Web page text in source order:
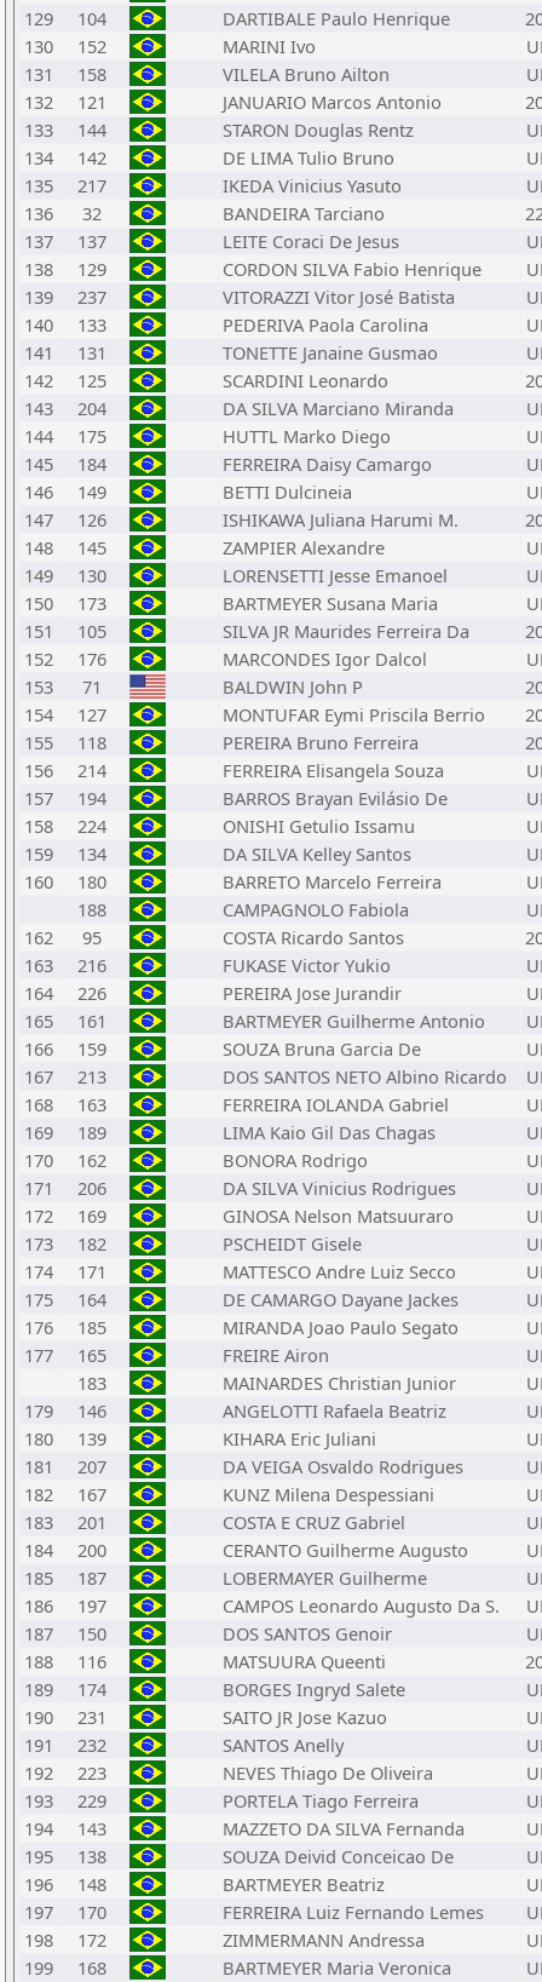
129
104 DARTIBALE Paulo Henrique
130
152 MARINI Ivo
131
158 VILELA Bruno Ailton
132
121 JANUARIO Marcos Antonio
133
144 STARON Douglas Rentz
134
142 DE LIMA Tulio Bruno
135
217 IKEDA Vinicius Yasuto
136
32 BANDEIRA Tarciano
137
137 LEITE Coraci De Jesus
138
129 CORDON SILVA Fabio Henrique
139
237 VITORAZZI Vitor José Batista
140
133 PEDERIVA Paola Carolina
141
131 TONETTE Janaine Gusmao
142
125 SCARDINI Leonardo
143
204 DA SILVA Marciano Miranda
144
175 HUTTL Marko Diego
145
184 FERREIRA Daisy Camargo
146
149 BETTI Dulcineia
147
126 ISHIKAWA Juliana Harumi M.
148
145 ZAMPIER Alexandre
149
130 LORENSETTI Jesse Emanoel
150
173 BARTMEYER Susana Maria
151
105 SILVA JR Maurides Ferreira Da
152
176 MARCONDES Igor Dalcol
153
71 BALDWIN John P
154
127 MONTUFAR Eymi Priscila Berrio
155
118 PEREIRA Bruno Ferreira
156
214 FERREIRA Elisangela Souza
157
194 BARROS Brayan Evilásio De
158
224 ONISHI Getulio Issamu
159
134 DA SILVA Kelley Santos
160
180 BARRETO Marcelo Ferreira
188
CAMPAGNOLO Fabiola
162
95 COSTA Ricardo Santos
163
216 FUKASE Victor Yukio
164
226 PEREIRA Jose Jurandir
165
161 BARTMEYER Guilherme Antonio
166
159 SOUZA Bruna Garcia De
167
213 DOS SANTOS NETO Albino Ricardo
168
163 FERREIRA IOLANDA Gabriel
169
189 LIMA Kaio Gil Das Chagas
170
162 BONORA Rodrigo
171
206 DA SILVA Vinicius Rodrigues
172
169 GINOSA Nelson Matsuuraro
173
182 PSCHEIDT Gisele
174
171 MATTESCO Andre Luiz Secco
175
164 DE CAMARGO Dayane Jackes
176
185 MIRANDA Joao Paulo Segato
177
165 FREIRE Airon
183
MAINARDES Christian Junior
179
146 ANGELOTTI Rafaela Beatriz
180
139 KIHARA Eric Juliani
181
207 DA VEIGA Osvaldo Rodrigues
182
167 KUNZ Milena Despessiani
183
201 COSTA E CRUZ Gabriel
184
200 CERANTO Guilherme Augusto
185
187 LOBERMAYER Guilherme
186
197 CAMPOS Leonardo Augusto Da S.
187
150 DOS SANTOS Genoir
188
116 MATSUURA Queenti
189
174 BORGES Ingryd Salete
190
231 SAITO JR Jose Kazuo
191
232 SANTOS Anelly
192
223 NEVES Thiago De Oliveira
193
229 PORTELA Tiago Ferreira
194
143 MAZZETO DA SILVA Fernanda
195
138 SOUZA Deivid Conceicao De
196
148 BARTMEYER Beatriz
197
170 FERREIRA Luiz Fernando Lemes
198
172 ZIMMERMANN Andressa
199
168 BARTMEYER Maria Veronica